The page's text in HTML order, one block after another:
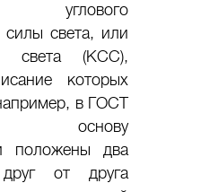
углового
силы света, или
света (КСС),
которых
в ГОСТ
основу
положены два
друг от друга